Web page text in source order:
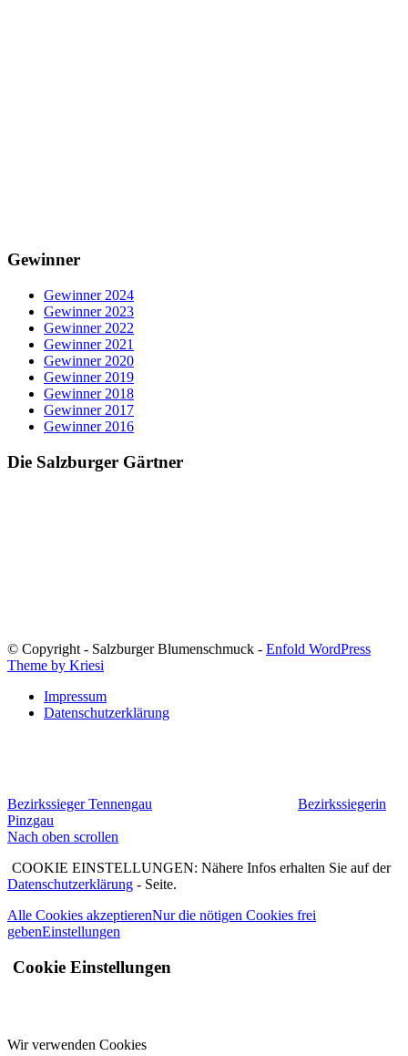
Gewinner
Gewinner 2024
Gewinner 2023
Gewinner 2022
Gewinner 2021
Gewinner 2020
Gewinner 2019
Gewinner 2018
Gewinner 2017
Gewinner 2016
Die Salzburger Gärtner
© Copyright - Salzburger Blumenschmuck - Enfold WordPress
Theme by Kriesi
Impressum
Datenschutzerklärung
Bezirkssieger Tennengau
Bezirkssiegerin
Pinzgau
Nach oben scrollen
COOKIE EINSTELLUNGEN: Nähere Infos erhalten Sie auf der
Datenschutzerklärung - Seite.
Alle Cookies akzeptierenNur die nötigen Cookies frei
gebenEinstellungen
Cookie Einstellungen
Wir verwenden Cookies